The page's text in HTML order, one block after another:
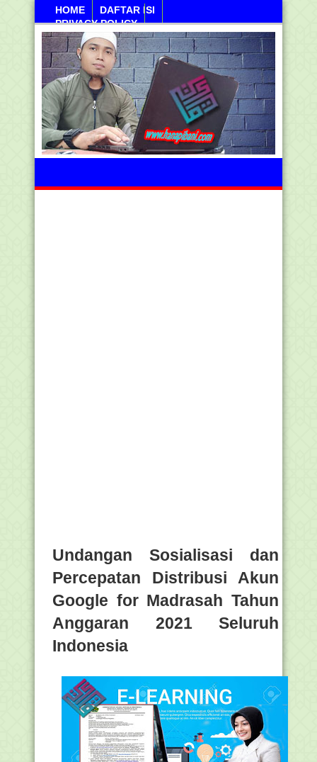
HOME
DAFTAR ISI
PRIVACY POLICY
Ahad, 09 Agustus 2026
Undangan Sosialisasi dan
Percepatan Distribusi Akun
Google for Madrasah Tahun
Anggaran 2021 Seluruh
Indonesia